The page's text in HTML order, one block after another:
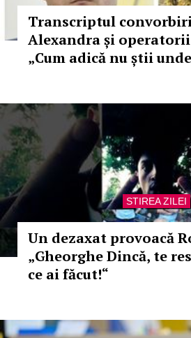
Transcriptul
Alexandra și operatorii
„Cum adică nu știi
STIREA ZILEI
Un dezaxat provoacă
„Gheorghe Dincă, te
ce ai făcut!“